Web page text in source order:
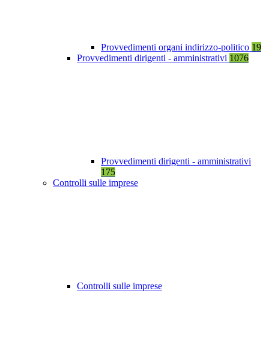
Provvedimenti organi indirizzo-politico 19
Provvedimenti dirigenti - amministrativi 1076
Provvedimenti dirigenti - amministrativi
175
Controlli sulle imprese
Controlli sulle imprese